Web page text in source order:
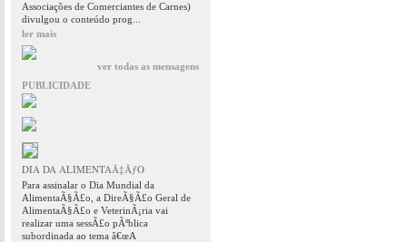
Associações de Comerciantes de Carnes)
divulgou o conteúdo prog...
ler mais
ver todas as mensagens
PUBLICIDADE
DIA DA ALIMENTAÃ‡ÃƒO
Para assinalar o Dia Mundial da
AlimentaÃ§Ã£o, a DireÃ§Ã£o Geral de
AlimentaÃ§Ã£o e VeterinÃ¡ria vai
realizar uma sessÃ£o pÃºblica
subordinada ao tema â€œA